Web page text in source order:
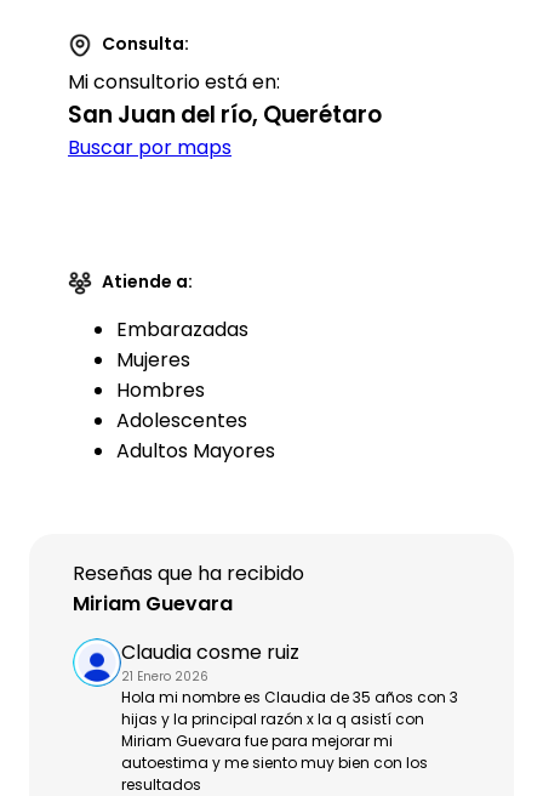
Consulta:
Mi consultorio está en:
San Juan del río, Querétaro
Buscar por maps
Atiende a:
Embarazadas
Mujeres
Hombres
Adolescentes
Adultos Mayores
Reseñas que ha recibido
Miriam Guevara
Claudia cosme ruiz
21 Enero 2026
Hola mi nombre es Claudia de 35 años con 3
hijas y la principal razón x la q asistí con
Miriam Guevara fue para mejorar mi
autoestima y me siento muy bien con los
resultados